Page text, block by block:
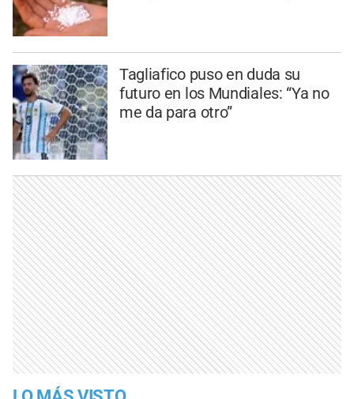
Tagliafico puso en duda su
futuro en los Mundiales: “Ya no
me da para otro”